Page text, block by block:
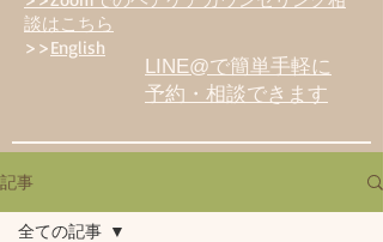
談はこちら
>>English
LINE@で簡単手軽に
予約・相談できます
記事
全ての記事